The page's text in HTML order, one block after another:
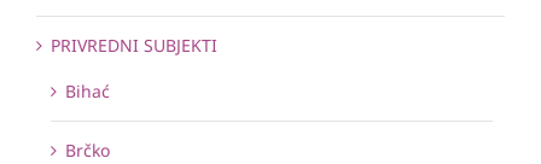
PRIVREDNI SUBJEKTI
Bihać
Brčko